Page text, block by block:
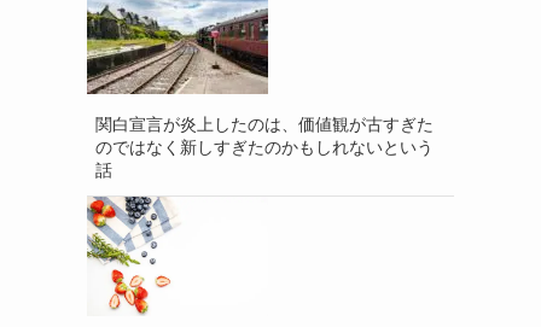
関白宣言が炎上したのは、価値観が古すぎた
のではなく新しすぎたのかもしれないという
話